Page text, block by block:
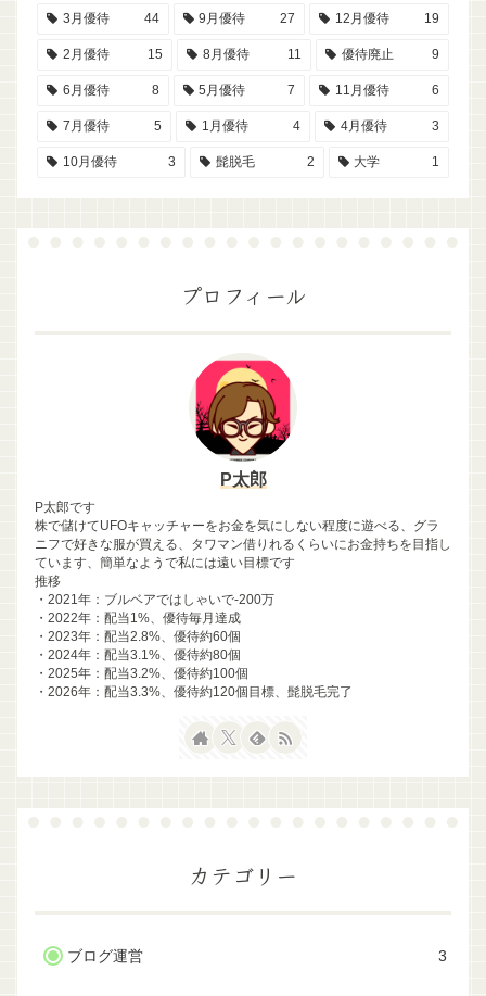
3月優待 44 9月優待 27 12月優待 19
2月優待 15 8月優待 11 優待廃止 9
6月優待 8 5月優待 7 11月優待 6
7月優待 5 1月優待 4 4月優待 3
10月優待 3 髭脱毛 2 大学 1
プロフィール
P太郎
P太郎です
株で儲けてUFOキャッチャーをお金を気にしない程度に遊べる、グラ
ニフで好きな服が買える、タワマン借りれるくらいにお金持ちを目指し
ています、簡単なようで私には遠い目標です
推移
・2021年：ブルベアではしゃいで-200万
・2022年：配当1%、優待毎月達成
・2023年：配当2.8%、優待約60個
・2024年：配当3.1%、優待約80個
・2025年：配当3.2%、優待約100個
・2026年：配当3.3%、優待約120個目標、髭脱毛完了
カテゴリー
ブログ運営 3